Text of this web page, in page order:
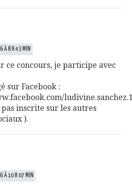
À 8 H 43 MIN
ce concours, je participe avec
sur Facebook :
pas inscrite sur les autres
).
À 10 H 07 MIN